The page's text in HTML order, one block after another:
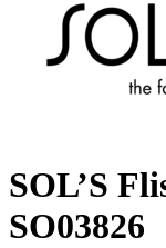
SOL’S
SO03826